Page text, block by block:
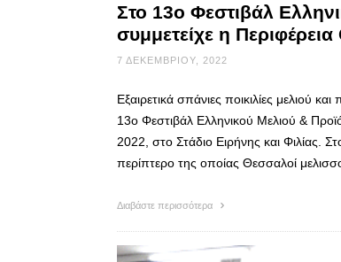
Στο 13ο Φεστιβάλ
συμμετείχε η
7 ΔΕΚΕΜΒΡΊΟΥ, 2022
Εξαιρετικά σπάνιες ποικιλίες μελιού
13ο Φεστιβάλ Ελληνικού Μελιού &
2022, στο Στάδιο Ειρήνης και Φιλίας.
περίπτερο της οποίας Θεσσαλοί
Διαβάστε περισσότερα